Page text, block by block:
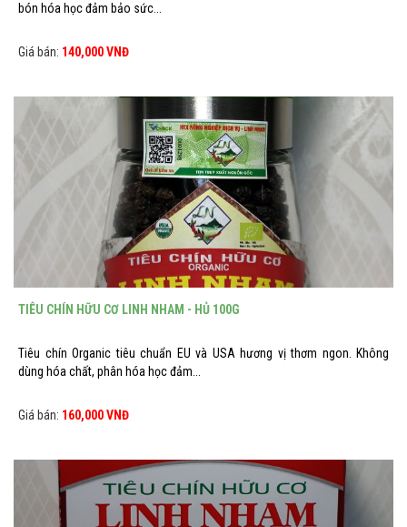
bón hóa học đảm bảo sức...
Giá bán: 140,000 VNĐ
TIÊU CHÍN HỮU CƠ LINH NHAM - HỦ 100G
Tiêu chín Organic tiêu chuẩn EU và USA hương vị thơm ngon. Không
dùng hóa chất, phân hóa học đảm...
Giá bán: 160,000 VNĐ